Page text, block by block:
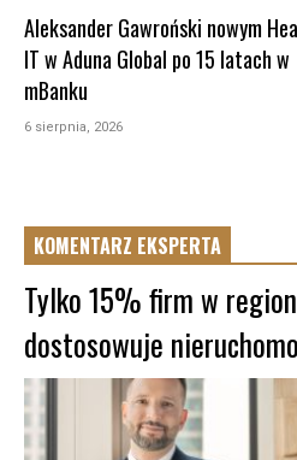
Aleksander Gawroński nowym
IT w Aduna Global po 15 latach w
mBanku
6 sierpnia, 2026
KOMENTARZ EKSPERTA
Tylko 15% firm w
dostosowuje